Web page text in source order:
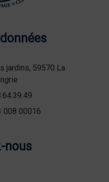
jardins, 59570 La
008 00016
nous